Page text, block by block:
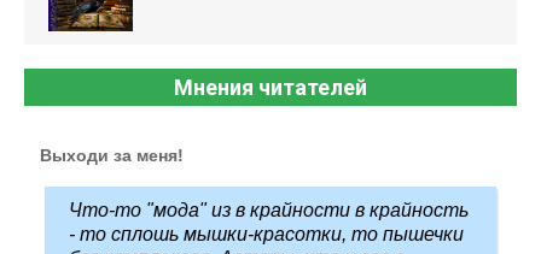
Мнения читателей
Выходи за меня!
Что-то "мода" из в крайности в крайность
- то сплошь мышки-красотки, то пышечки